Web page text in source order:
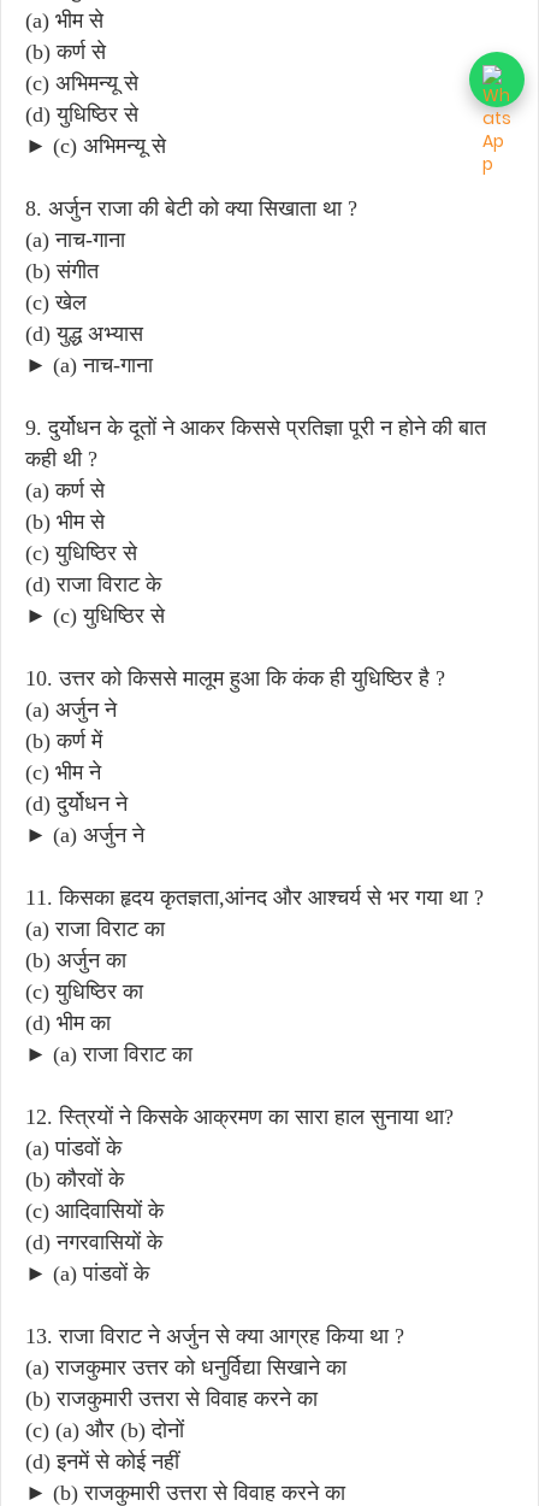
(a) भीम से
(b) कर्ण से
(c) अभिमन्यू से
(d) युधिष्ठिर से
► (c) अभिमन्यू से
8. अर्जुन राजा की बेटी को क्या सिखाता था ?
(a) नाच-गाना
(b) संगीत
(c) खेल
(d) युद्ध अभ्यास
► (a) नाच-गाना
9. दुर्योधन के दूतों ने आकर किससे प्रतिज्ञा पूरी न होने की बात
कही थी ?
(a) कर्ण से
(b) भीम से
(c) युधिष्ठिर से
(d) राजा विराट के
► (c) युधिष्ठिर से
10. उत्तर को किससे मालूम हुआ कि कंक ही युधिष्ठिर है ?
(a) अर्जुन ने
(b) कर्ण में
(c) भीम ने
(d) दुर्योधन ने
► (a) अर्जुन ने
11. किसका हृदय कृतज्ञता,आंनद और आश्चर्य से भर गया था ?
(a) राजा विराट का
(b) अर्जुन का
(c) युधिष्ठिर का
(d) भीम का
► (a) राजा विराट का
12. स्त्रियों ने किसके आक्रमण का सारा हाल सुनाया था?
(a) पांडवों के
(b) कौरवों के
(c) आदिवासियों के
(d) नगरवासियों के
► (a) पांडवों के
13. राजा विराट ने अर्जुन से क्या आग्रह किया था ?
(a) राजकुमार उत्तर को धनुर्विद्या सिखाने का
(b) राजकुमारी उत्तरा से विवाह करने का
(c) (a) और (b) दोनों
(d) इनमें से कोई नहीं
► (b) राजकुमारी उत्तरा से विवाह करने का